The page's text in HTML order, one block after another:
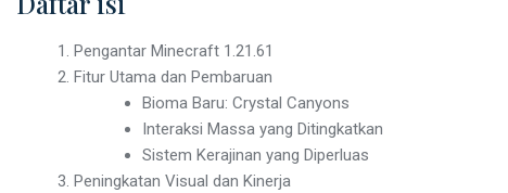
Pengantar Minecraft 1.21.61
Fitur Utama dan Pembaruan
Bioma Baru: Crystal Canyons
Interaksi Massa yang Ditingkatkan
Sistem Kerajinan yang Diperluas
Peningkatan Visual dan Kinerja